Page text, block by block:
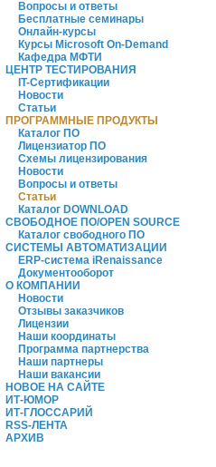
Вопросы и ответы
Бесплатные семинары
Онлайн-курсы
Курсы Microsoft On-Demand
Кафедра МФТИ
ЦЕНТР ТЕСТИРОВАНИЯ
IT-Сертификации
Новости
Статьи
ПРОГРАММНЫЕ ПРОДУКТЫ
Каталог ПО
Лицензиатор ПО
Схемы лицензирования
Новости
Вопросы и ответы
Статьи
Каталог DOWNLOAD
СВОБОДНОЕ ПО/OPEN SOURCE
Каталог свободного ПО
СИСТЕМЫ АВТОМАТИЗАЦИИ
ERP-система iRenaissance
Документооборот
О КОМПАНИИ
Новости
Отзывы заказчиков
Лицензии
Наши координаты
Программа партнерства
Наши партнеры
Наши вакансии
НОВОЕ НА САЙТЕ
ИТ-ЮМОР
ИТ-ГЛОССАРИЙ
RSS-ЛЕНТА
АРХИВ